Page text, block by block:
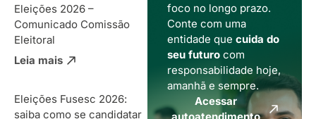
Eleições 2026 –
Comunicado Comissão
Eleitoral
Leia mais
Eleições Fusesc 2026:
saiba como se candidatar
foco no longo prazo.
Conte com uma
entidade que cuida do
seu futurocom
responsabilidade hoje,
amanhã e sempre.
Acessar
autoatendimento